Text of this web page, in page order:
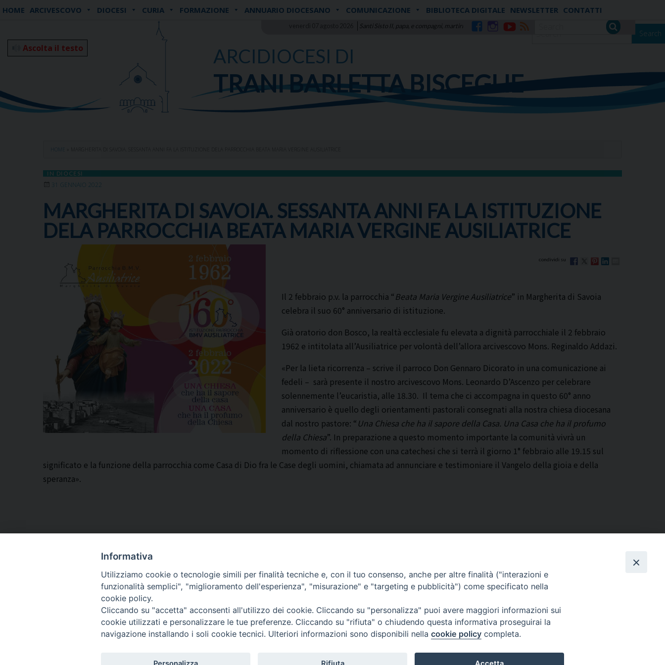
Skip
Santi Sisto II, papa, e compagni, martiri
HOME ARCIVESCOVO DIOCESI CURIA FORMAZIONE ANNUARIO DIOCESANO COMUNICAZIONE BIBLIOTECA DIGITALE NEWSLETTER CONTATTI
Search
ARCIDIOCESI DI
TRANI BARLETTA BISCEGLIE
Ascolta il testo
HOME
IN DIOCESI
31 GENNAIO 2022
MARGHERITA DI SAVOIA. SESSANTA ANNI FA LA ISTITUZIONE
DELA PARROCCHIA BEATA MARIA VERGINE AUSILIATRICE
Il 2 febbraio p.v. la parrocchia “Beata Maria Vergine Ausiliatrice” in Margherita di Savoia
celebra il suo 60° anniversario di istituzione.
Già oratorio don Bosco, la realtà ecclesiale fu elevata a dignità parrocchiale il 2 febbraio
1962 e intitolata all’Ausiliatrice per volontà dell’allora arcivescovo Mons. Reginaldo Addazi.
«Per la lieta ricorrenza – scrive il parroco Don Gennaro Dicorato in una comunicazione ai
fedeli – sarà presente il nostro arcivescovo Mons. Leonardo D’Ascenzo per celebrare
solennemente l’eucaristia, alle 18.30. Il tema che ci accompagna in questo 60° anno
anniversario è quello degli orientamenti pastorali consegnati alla nostra chiesa diocesana
dal nostro pastore: “ Una Chiesa che ha il sapore della Casa. Una Casa che ha il profumo
della Chiesa”. In preparazione a questo momento importante la comunità vivrà un
momento di riflessione con una catechesi che si terrà il giorno 1° febbraio alle 19.15 sul
significato e la funzione della parrocchia come Casa di Dio fra le Case degli uomini, chiamata ad annunciare e testimoniare il Vangelo della gioia e della
speranza».
BARLETTA
BISCEGLIE
Corato, Margherita di Savoia,
Sede arcivescovile suffraganea di Bari-Bitonto
Regione ecclesiastica Puglia
Via Beltrani, 9
Centralino Tel. 0883 494211
Cancelleria Tel. 0883 494204
cancelleria@arcidiocesitrani.it
Informativa
Utilizziamo cookie o tecnologie simili per finalità tecniche e, con il tuo consenso, anche per altre finalità ("interazioni e
funzionalità semplici", "miglioramento dell'esperienza", "misurazione" e "targeting e pubblicità") come specificato nella
cookie policy.
Cliccando su "accetta" acconsenti all'utilizzo dei cookie. Cliccando su "personalizza" puoi avere maggiori informazioni sui
cookie utilizzati e personalizzare le tue preferenze. Cliccando su "rifiuta" o chiudendo questa informativa proseguirai la
navigazione installando i soli cookie tecnici. Ulteriori informazioni sono disponibili nella cookie policy completa.